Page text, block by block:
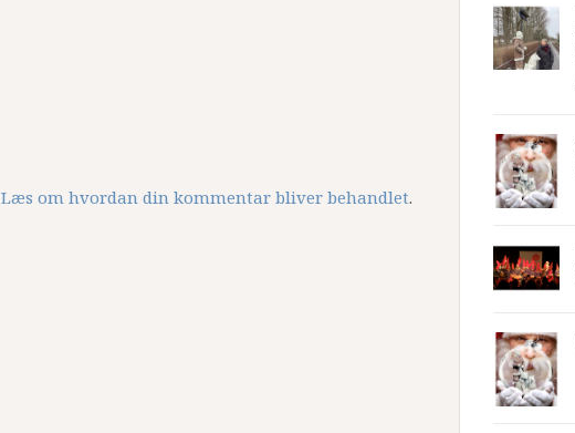
Læs om hvordan din kommentar bliver behandlet.